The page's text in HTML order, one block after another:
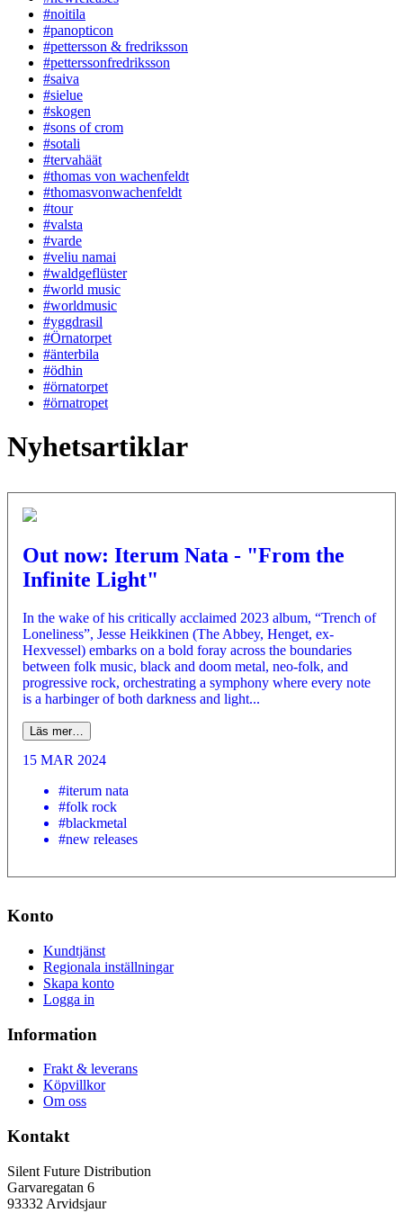
#noitila
#panopticon
#pettersson & fredriksson
#petterssonfredriksson
#saiva
#sielue
#skogen
#sons of crom
#sotali
#tervahäät
#thomas von wachenfeldt
#thomasvonwachenfeldt
#tour
#valsta
#varde
#veliu namai
#waldgeflüster
#world music
#worldmusic
#yggdrasil
#Örnatorpet
#änterbila
#ödhin
#örnatorpet
#örnatropet
Nyhetsartiklar
Out now: Iterum Nata - "From the
Infinite Light"
In the wake of his critically acclaimed 2023 album, “Trench of
Loneliness”, Jesse Heikkinen (The Abbey, Henget, ex-
Hexvessel) embarks on a bold foray across the boundaries
between folk music, black and doom metal, neo-folk, and
progressive rock, orchestrating a symphony where every note
is a harbinger of both darkness and light...
Läs mer…
15 MAR 2024
#iterum nata
#folk rock
#blackmetal
#new releases
Konto
Kundtjänst
Regionala inställningar
Skapa konto
Logga in
Information
Frakt & leverans
Köpvillkor
Om oss
Kontakt
Silent Future Distribution
Garvaregatan 6
93332 Arvidsjaur